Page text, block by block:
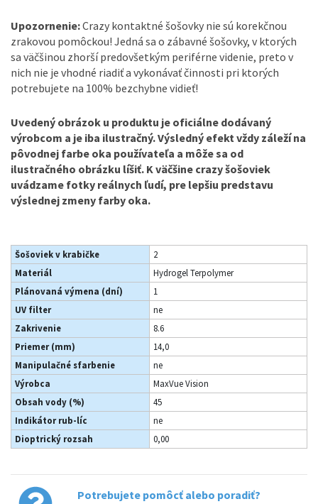
Upozornenie:Crazy kontaktné šošovky nie sú korekčnou
zrakovou pomôckou! Jedná sa o zábavné šošovky, v ktorých
sa väčšinou zhorší predovšetkým periférne videnie, preto v
nich nie je vhodné riadiť a vykonávať činnosti pri ktorých
potrebujete na 100% bezchybne vidieť!
Uvedený obrázok u produktu je oficiálne dodávaný
výrobcom a je iba ilustračný. Výsledný efekt vždy záleží na
pôvodnej farbe oka používateľa a môže sa od
ilustračného obrázku líšiť. K väčšine crazy šošoviek
uvádzame fotky reálnych ľudí, pre lepšiu predstavu
výslednej zmeny farby oka.
Šošoviek v krabičke
2
Materiál
Hydrogel Terpolymer
Plánovaná výmena (dní)
1
UV filter
ne
Zakrivenie
8.6
Priemer (mm)
14,0
Manipulačné sfarbenie
ne
Výrobca
MaxVue Vision
Obsah vody (%)
45
Indikátor rub-líc
ne
Dioptrický rozsah
0,00
Potrebujete pomôcť alebo poradiť?